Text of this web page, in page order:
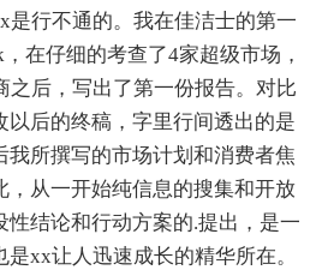
是行不通的。我在佳洁士的第一
在仔细的考查了4家超级市场，
之后，写出了第一份报告。对比
以后的终稿，字里行间透出的是
我所撰写的市场计划和消费者焦
，从一开始纯信息的搜集和开放
性结论和行动方案的.提出，是一
xx让人迅速成长的精华所在。